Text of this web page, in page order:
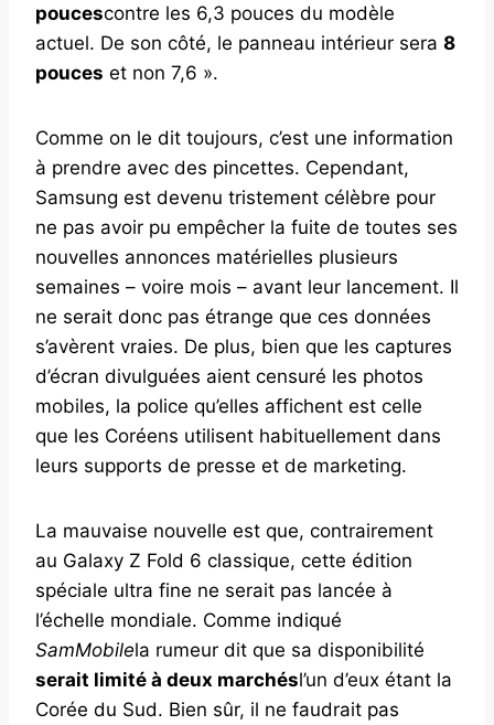
poucescontre les 6,3 pouces du modèle
actuel. De son côté, le panneau intérieur sera 8
pouces et non 7,6 ».
Comme on le dit toujours, c’est une information
à prendre avec des pincettes. Cependant,
Samsung est devenu tristement célèbre pour
ne pas avoir pu empêcher la fuite de toutes ses
nouvelles annonces matérielles plusieurs
semaines – voire mois – avant leur lancement. Il
ne serait donc pas étrange que ces données
s’avèrent vraies. De plus, bien que les captures
d’écran divulguées aient censuré les photos
mobiles, la police qu’elles affichent est celle
que les Coréens utilisent habituellement dans
leurs supports de presse et de marketing.
La mauvaise nouvelle est que, contrairement
au Galaxy Z Fold 6 classique, cette édition
spéciale ultra fine ne serait pas lancée à
l’échelle mondiale. Comme indiqué
SamMobilela rumeur dit que sa disponibilité
serait limité à deux marchésl’un d’eux étant la
Corée du Sud. Bien sûr, il ne faudrait pas